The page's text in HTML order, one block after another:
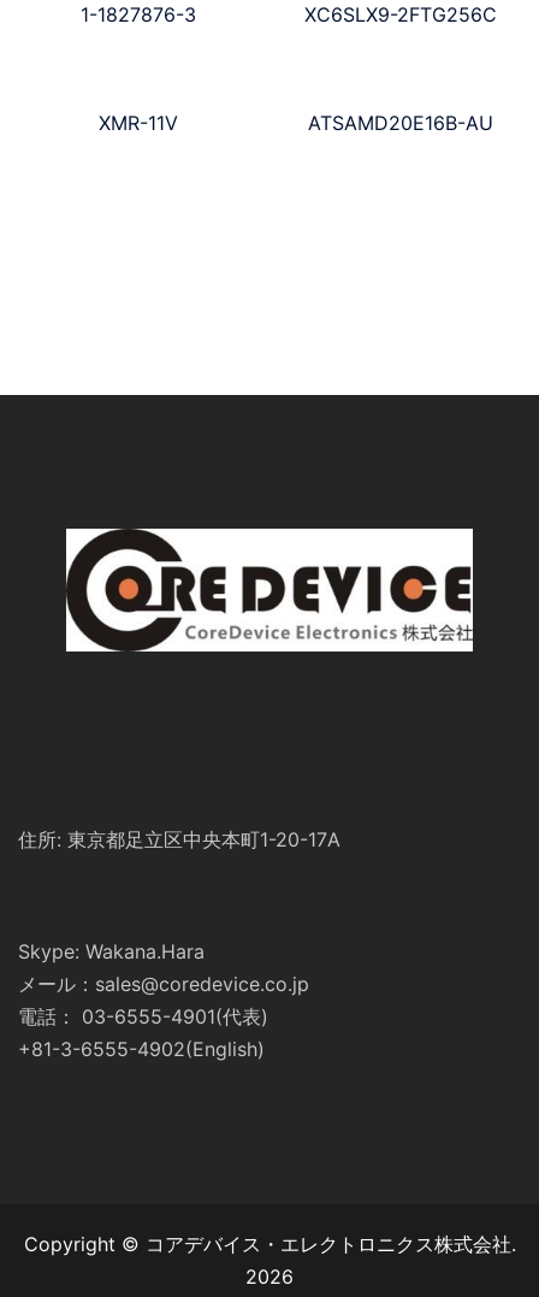
1-1827876-3 XC6SLX9-2FTG256C
XMR-11V ATSAMD20E16B-AU
住所: 東京都足立区中央本町1-20-17A
Skype: Wakana.Hara
メール：sales@coredevice.co.jp
電話： 03-6555-4901(代表)
+81-3-6555-4902(English)
Copyright © コアデバイス・エレクトロニクス株式会社.
2026